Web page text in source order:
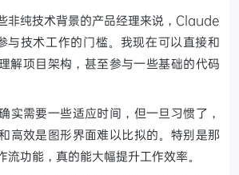
非纯技术背景的产品经理来说，Claude
与技术工作的门槛。我现在可以直接和
解项目架构，甚至参与一些基础的代码
实需要一些适应时间，但一旦习惯了，
高效是图形界面难以比拟的。特别是那
流功能，真的能大幅提升工作效率。